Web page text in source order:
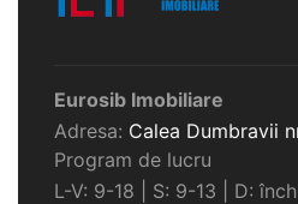
Eurosib Imobiliare
Adresa: Calea Dumbravii
Program de lucru
L-V: 9-18 | S: 9-13 | D: